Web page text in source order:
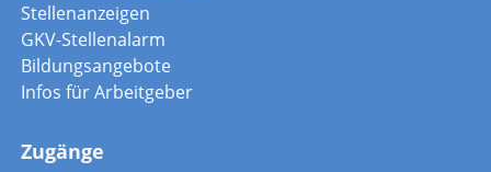
Stellenanzeigen
GKV-Stellenalarm
Bildungsangebote
Infos für Arbeitgeber
Zugänge